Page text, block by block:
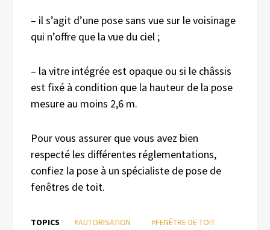
– il s’agit d’une pose sans vue sur le voisinage
qui n’offre que la vue du ciel ;
– la vitre intégrée est opaque ou si le châssis
est fixé à condition que la hauteur de la pose
mesure au moins 2,6 m.
Pour vous assurer que vous avez bien
respecté les différentes réglementations,
confiez la pose à un spécialiste de pose de
fenêtres de toit.
TOPICS #AUTORISATION
#FENÊTRE DE TOIT